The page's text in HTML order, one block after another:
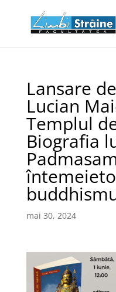
Lansare
Lucian
Templul
Biografia
mai 30, 2024